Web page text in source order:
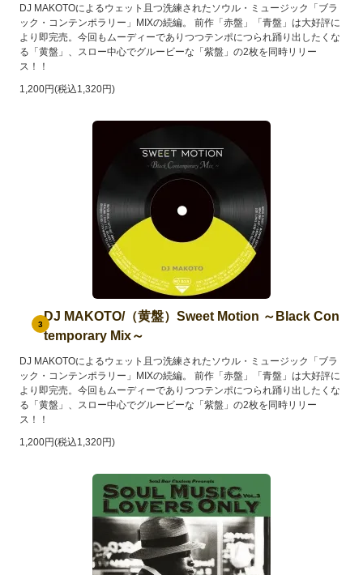
DJ MAKOTOによるウェット且つ洗練されたソウル・ミュージック「ブラ
ック・コンテンポラリー」MIXの続編。 前作「赤盤」「青盤」は大好評に
より即完売。今回もムーディーでありつつテンポにつられ踊り出したくな
る「黄盤」、スロー中心でグルービーな「紫盤」の2枚を同時リリー
ス！！
1,200円(税込1,320円)
3
DJ MAKOTO/（黄盤）Sweet Motion ～Black Con
temporary Mix～
DJ MAKOTOによるウェット且つ洗練されたソウル・ミュージック「ブラ
ック・コンテンポラリー」MIXの続編。 前作「赤盤」「青盤」は大好評に
より即完売。今回もムーディーでありつつテンポにつられ踊り出したくな
る「黄盤」、スロー中心でグルービーな「紫盤」の2枚を同時リリー
ス！！
1,200円(税込1,320円)